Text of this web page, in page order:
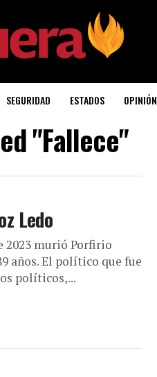
SEGURIDAD ESTADOS OPINIÓN
"Fallece"
Ledo
2023 murió Porfirio
años. El político que fue
políticos,...